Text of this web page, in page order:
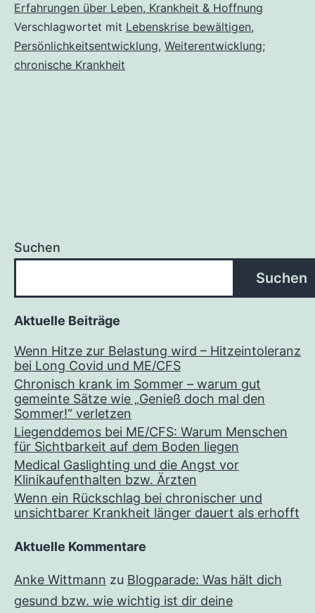
Erfahrungen über Leben, Krankheit & Hoffnung
Verschlagwortet mit Lebenskrise bewältigen,
Persönlichkeitsentwicklung, Weiterentwicklung;
chronische Krankheit
Suchen
Suchen
Aktuelle Beiträge
Wenn Hitze zur Belastung wird – Hitzeintoleranz
bei Long Covid und ME/CFS
Chronisch krank im Sommer – warum gut
gemeinte Sätze wie „Genieß doch mal den
Sommer!“ verletzen
Liegenddemos bei ME/CFS: Warum Menschen
für Sichtbarkeit auf dem Boden liegen
Medical Gaslighting und die Angst vor
Klinikaufenthalten bzw. Ärzten
Wenn ein Rückschlag bei chronischer und
unsichtbarer Krankheit länger dauert als erhofft
Aktuelle Kommentare
Anke Wittmann zu Blogparade: Was hält dich
gesund bzw. wie wichtig ist dir deine